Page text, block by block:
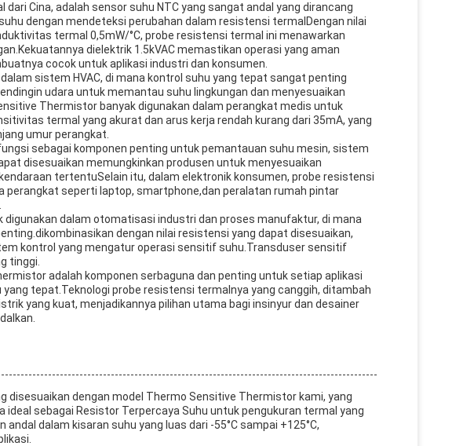
Cina, adalah sensor suhu NTC yang sangat andal yang dirancang
dengan mendeteksi perubahan dalam resistensi termalDengan nilai
termal 0,5mW/°C, probe resistensi termal ini menawarkan
dielektrik 1.5kVAC memastikan operasi yang aman
cocok untuk aplikasi industri dan konsumen.
sistem HVAC, di mana kontrol suhu yang tepat sangat penting
udara untuk memantau suhu lingkungan dan menyesuaikan
Thermistor banyak digunakan dalam perangkat medis untuk
termal yang akurat dan arus kerja rendah kurang dari 35mA, yang
umur perangkat.
sebagai komponen penting untuk pemantauan suhu mesin, sistem
disesuaikan memungkinkan produsen untuk menyesuaikan
tertentuSelain itu, dalam elektronik konsumen, probe resistensi
perangkat seperti laptop, smartphone,dan peralatan rumah pintar
dalam otomatisasi industri dan proses manufaktur, di mana
dengan nilai resistensi yang dapat disesuaikan,
kontrol yang mengatur operasi sensitif suhu.Transduser sensitif
tinggi.
adalah komponen serbaguna dan penting untuk setiap aplikasi
tepat.Teknologi probe resistensi termalnya yang canggih, ditambah
yang kuat, menjadikannya pilihan utama bagi insinyur dan desainer
disesuaikan dengan model Thermo Sensitive Thermistor kami, yang
ideal sebagai Resistor Terpercaya Suhu untuk pengukuran termal yang
dalam kisaran suhu yang luas dari -55°C sampai +125°C,